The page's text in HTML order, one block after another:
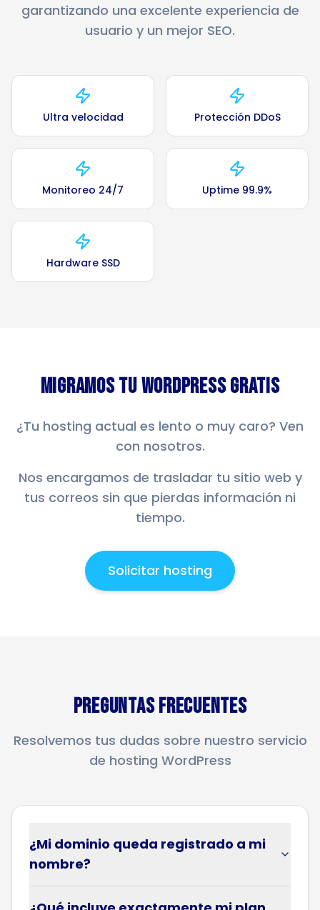
garantizando una excelente experiencia de
usuario y un mejor SEO.
Ultra velocidad Protección DDoS
Monitoreo 24/7 Uptime 99.9%
Hardware SSD
Migramos tu WordPress Gratis
¿Tu hosting actual es lento o muy caro? Ven
con nosotros.
Nos encargamos de trasladar tu sitio web y
tus correos sin que pierdas información ni
tiempo.
Solicitar hosting
Preguntas Frecuentes
Resolvemos tus dudas sobre nuestro servicio
de hosting WordPress
¿Mi dominio queda registrado a mi
nombre?